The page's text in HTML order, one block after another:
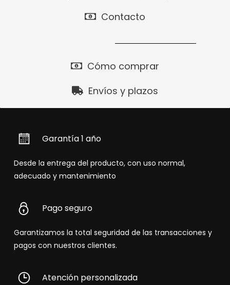
Contacto
Cómo comprar
Envíos y plazos
Garantía 1 año
Desde la entrega del producto, con uso normal,
adecuado y mantenimiento
Pago seguro
Garantizamos la total seguridad de las transacciones y
pagos con nuestros clientes.
Atención personalizada